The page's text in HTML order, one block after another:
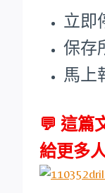
立即
保存
馬上
💬 這篇
給更多